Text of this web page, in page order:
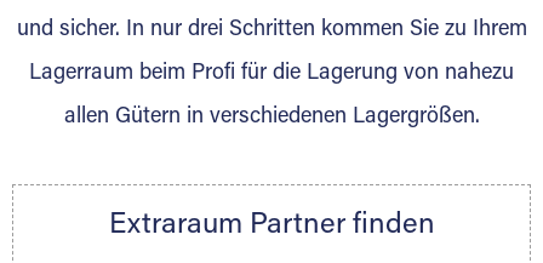
Gewinnung von Neukunden
Nachricht.
Telefon:+49 6145 5442 - 404
und sicher. In nur drei Schritten kommen Sie zu Ihrem
Lagerraum beim Profi für die Lagerung von nahezu
allen Gütern in verschiedenen Lagergrößen.
Extraraum Partner finden